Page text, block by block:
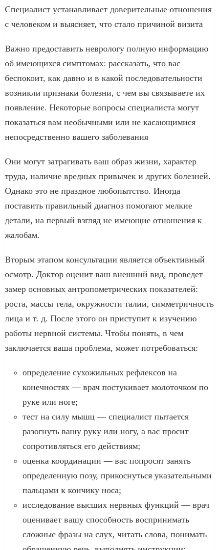
Специалист устанавливает доверительные отношения
с человеком и выясняет, что стало причиной визита
Важно предоставить неврологу полную информацию
об имеющихся симптомах: рассказать, что вас
беспокоит, как давно и в какой последовательности
возникли признаки болезни, с чем вы связываете их
появление. Некоторые вопросы специалиста могут
показаться вам необычными или не касающимися
непосредственно вашего заболевания
Они могут затрагивать ваш образ жизни, характер
труда, наличие вредных привычек и других болезней.
Однако это не праздное любопытство. Иногда
поставить правильный диагноз помогают мелкие
детали, на первый взгляд не имеющие отношения к
жалобам.
Вторым этапом консультации является объективный
осмотр. Доктор оценит ваш внешний вид, проведет
замер основных антропометрических показателей:
роста, массы тела, окружности талии, симметричность
лица и т. д. После этого он приступит к изучению
работы нервной системы. Чтобы понять, в чем
заключается ваша проблема, может потребоваться:
определение сухожильных рефлексов на
конечностях — врач постукивает молоточком по
руке или ноге;
тест на силу мышц — специалист пытается
разогнуть вашу руку или ногу, а вас просит
сопротивляться его действиям;
оценка координации — вас попросят занять
определенную позу, прикоснуться указательными
пальцами к кончику носа;
исследование высших нервных функций — врач
оценивает вашу способность воспринимать
сложные фразы на слух, читать слова, понимать